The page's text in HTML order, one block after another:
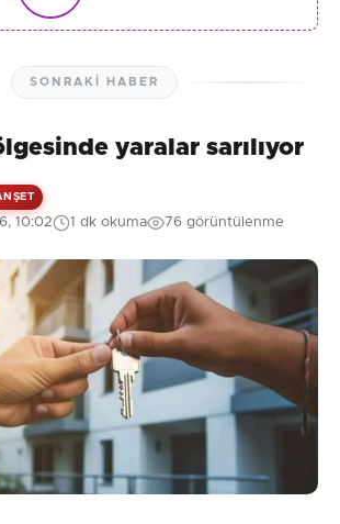
SONRAKI HABER
yaralar sarılıyor
10:02 1 dk okuma 76 görüntülenme